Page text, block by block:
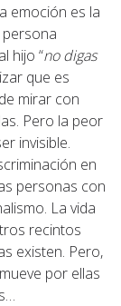
emoción es la
hijo “no digas
que es
mirar con
Pero la peor
invisible.
en
personas con
La vida
recintos
existen. Pero,
por ellas